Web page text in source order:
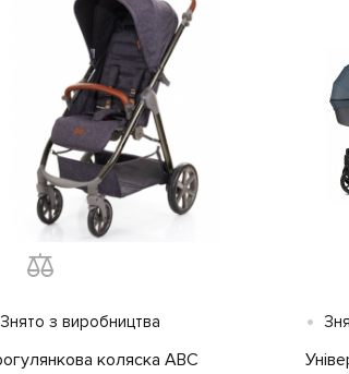
Знято з виробництва
коляска ABC
•